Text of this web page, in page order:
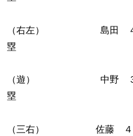
（右左） 島田 ４－
塁
（遊） 中野 ３－
塁
（三右） 佐藤 ４－